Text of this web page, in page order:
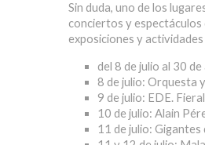
Sin duda, uno de los
conciertos y espectáculos
exposiciones y
del 8 de julio al 30
8 de julio: Orquesta
9 de julio: EDE.
10 de julio: Alain
11 de julio: Gigantes